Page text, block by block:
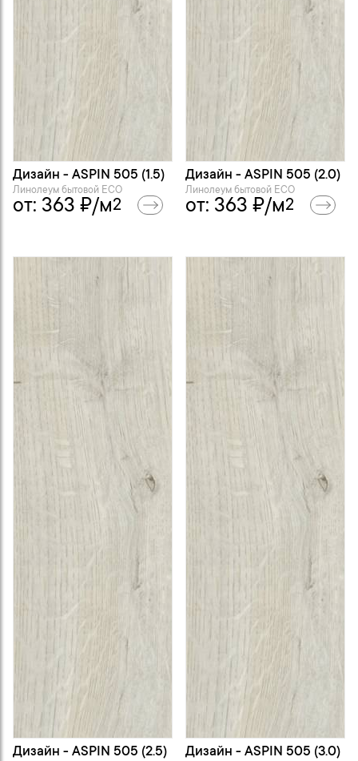
Дизайн - ASPIN 505 (1.5)
Линолеум бытовой ECO
от: 363 ₽/м2
Дизайн - ASPIN 505 (2.0)
Линолеум бытовой ECO
от: 363 ₽/м2
Дизайн - ASPIN 505 (2.5) Дизайн - ASPIN 505 (3.0)